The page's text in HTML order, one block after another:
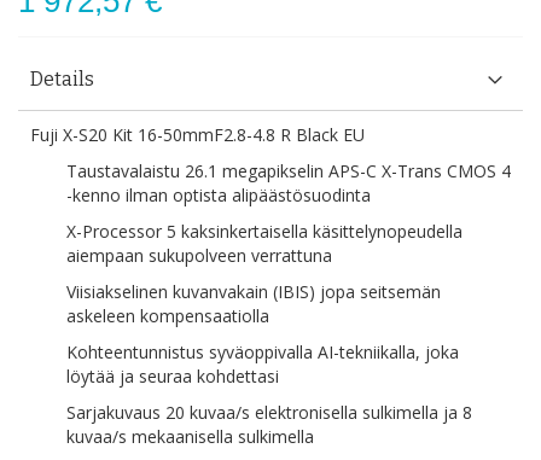
Details
Fuji X-S20 Kit 16-50mmF2.8-4.8 R Black EU
Taustavalaistu 26.1 megapikselin APS-C X-Trans CMOS 4
-kenno ilman optista alipäästösuodinta
X-Processor 5 kaksinkertaisella käsittelynopeudella
aiempaan sukupolveen verrattuna
Viisiakselinen kuvanvakain (IBIS) jopa seitsemän
askeleen kompensaatiolla
Kohteentunnistus syväoppivalla AI-tekniikalla, joka
löytää ja seuraa kohdettasi
Sarjakuvaus 20 kuvaa/s elektronisella sulkimella ja 8
kuvaa/s mekaanisella sulkimella